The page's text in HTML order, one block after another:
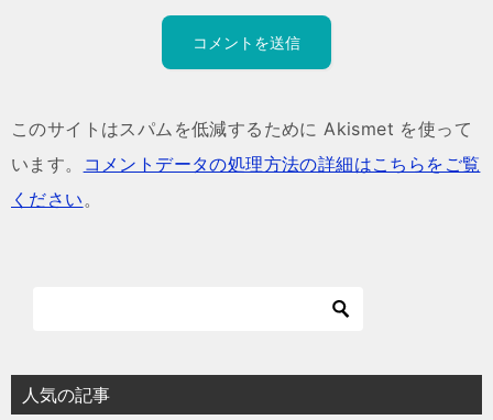
このサイトはスパムを低減するために Akismet を使って
います。
コメントデータの処理方法の詳細はこちらをご覧
ください。
人気の記事